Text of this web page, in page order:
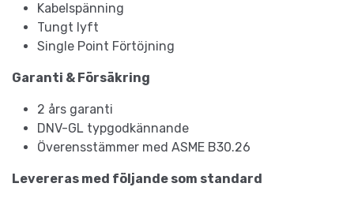
Kabelspänning
Tungt lyft
Single Point Förtöjning
Garanti & Försäkring
2 års garanti
DNV-GL typgodkännande
Överensstämmer med ASME B30.26
Levereras med följande som standard